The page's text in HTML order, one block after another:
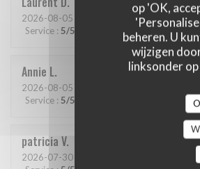
op 'OK,
beheren. U
wijzigen
linksonder
2026-08-05 - 12:45 - Gasten 2
Service : 5/5 : /5 Keuken:4/5
Annie L
2026-08-05
Service : 5/5 4 /5
patricia V
2026-07-30